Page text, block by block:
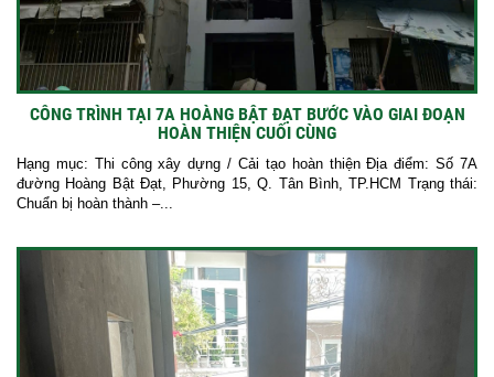
CÔNG TRÌNH TẠI 7A HOÀNG BẬT ĐẠT BƯỚC VÀO GIAI ĐOẠN
HOÀN THIỆN CUỐI CÙNG
Hạng mục: Thi công xây dựng / Cải tạo hoàn thiện Địa điểm: Số 7A
đường Hoàng Bật Đạt, Phường 15, Q. Tân Bình, TP.HCM Trạng thái:
Chuẩn bị hoàn thành –...